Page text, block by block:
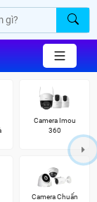
Camera Imou
360
Camera Chuẩn